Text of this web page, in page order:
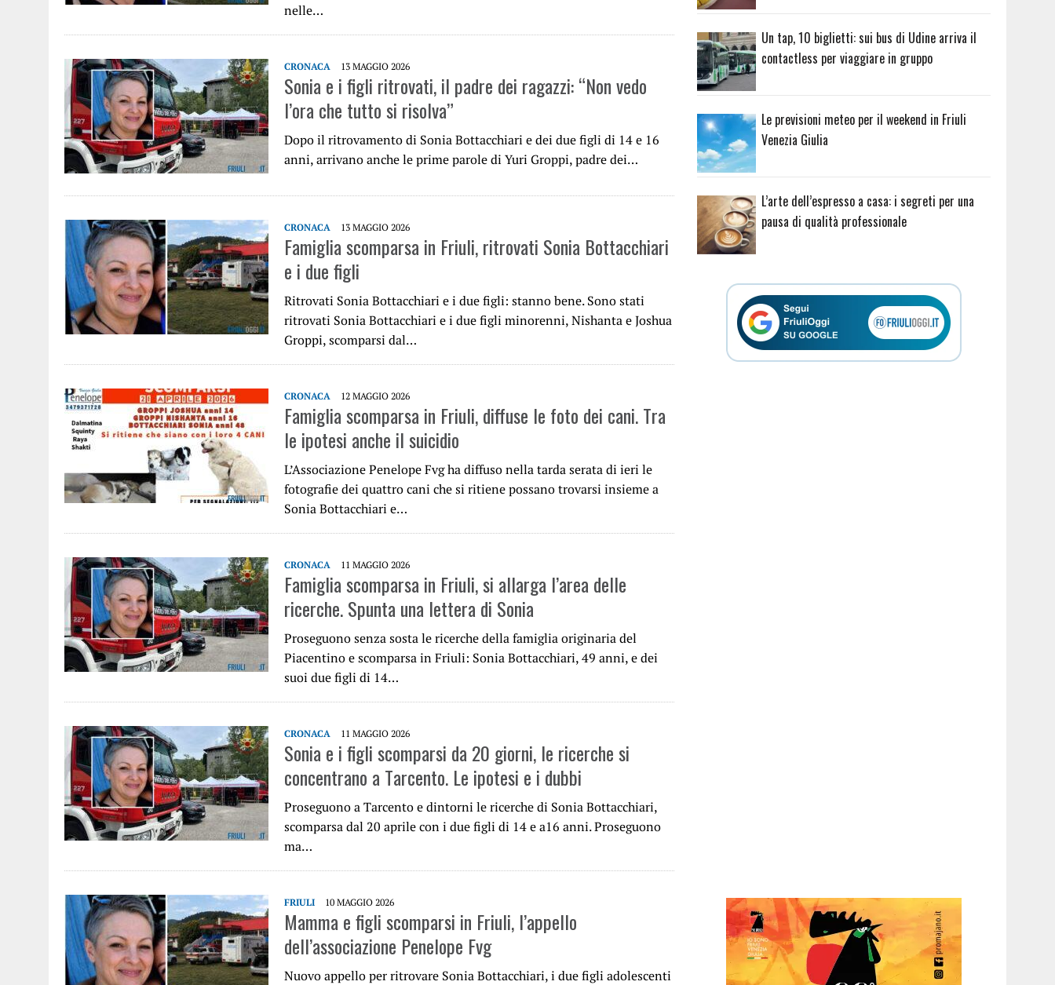
nelle…
CRONACA 13 MAGGIO 2026
Sonia e i figli ritrovati, il padre dei ragazzi: “Non vedo
l’ora che tutto si risolva”
Dopo il ritrovamento di Sonia Bottacchiari e dei due figli di 14 e 16
anni, arrivano anche le prime parole di Yuri Groppi, padre dei…
CRONACA 13 MAGGIO 2026
Famiglia scomparsa in Friuli, ritrovati Sonia Bottacchiari
e i due figli
Ritrovati Sonia Bottacchiari e i due figli: stanno bene. Sono stati
ritrovati Sonia Bottacchiari e i due figli minorenni, Nishanta e Joshua
Groppi, scomparsi dal…
CRONACA 12 MAGGIO 2026
Famiglia scomparsa in Friuli, diffuse le foto dei cani. Tra
le ipotesi anche il suicidio
L’Associazione Penelope Fvg ha diffuso nella tarda serata di ieri le
fotografie dei quattro cani che si ritiene possano trovarsi insieme a
Sonia Bottacchiari e…
CRONACA 11 MAGGIO 2026
Famiglia scomparsa in Friuli, si allarga l’area delle
ricerche. Spunta una lettera di Sonia
Proseguono senza sosta le ricerche della famiglia originaria del
Piacentino e scomparsa in Friuli: Sonia Bottacchiari, 49 anni, e dei
suoi due figli di 14…
CRONACA 11 MAGGIO 2026
Sonia e i figli scomparsi da 20 giorni, le ricerche si
concentrano a Tarcento. Le ipotesi e i dubbi
Proseguono a Tarcento e dintorni le ricerche di Sonia Bottacchiari,
scomparsa dal 20 aprile con i due figli di 14 e a16 anni. Proseguono
ma…
FRIULI 10 MAGGIO 2026
Mamma e figli scomparsi in Friuli, l’appello
dell’associazione Penelope Fvg
Nuovo appello per ritrovare Sonia Bottacchiari, i due figli adolescenti
Un tap, 10 biglietti: sui bus di Udine arriva il
contactless per viaggiare in gruppo
Le previsioni meteo per il weekend in Friuli
Venezia Giulia
L’arte dell’espresso a casa: i segreti per una
pausa di qualità professionale